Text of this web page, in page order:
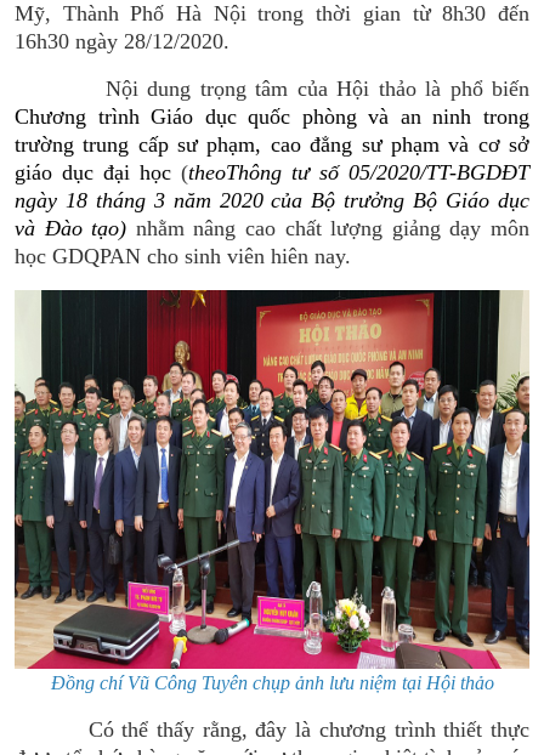
Mỹ, Thành Phố Hà Nội trong thời gian từ 8h30 đến
16h30 ngày 28/12/2020.
Nội dung trọng tâm của Hội thảo là phổ biến
Chương trình Giáo dục quốc phòng và an ninh trong
trường trung cấp sư phạm, cao đẳng sư phạm và cơ sở
giáo dục đại học (theoThông tư số 05/2020/TT-BGDĐT
ngày 18 tháng 3 năm 2020 của Bộ trưởng Bộ Giáo dục
và Đào tạo) nhằm nâng cao chất lượng giảng dạy môn
học GDQPAN cho sinh viên hiên nay.
Đồng chí Vũ Công Tuyên chụp ảnh lưu niệm tại Hội thảo
Có thể thấy rằng, đây là chương trình thiết thực